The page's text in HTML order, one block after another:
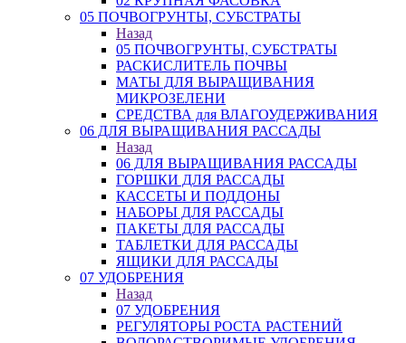
05 ПОЧВОГРУНТЫ, СУБСТРАТЫ
Назад
05 ПОЧВОГРУНТЫ, СУБСТРАТЫ
РАСКИСЛИТЕЛЬ ПОЧВЫ
МАТЫ ДЛЯ ВЫРАЩИВАНИЯ
МИКРОЗЕЛЕНИ
СРЕДСТВА для ВЛАГОУДЕРЖИВАНИЯ
06 ДЛЯ ВЫРАЩИВАНИЯ РАССАДЫ
Назад
06 ДЛЯ ВЫРАЩИВАНИЯ РАССАДЫ
ГОРШКИ ДЛЯ РАССАДЫ
КАССЕТЫ И ПОДДОНЫ
НАБОРЫ ДЛЯ РАССАДЫ
ПАКЕТЫ ДЛЯ РАССАДЫ
ТАБЛЕТКИ ДЛЯ РАССАДЫ
ЯЩИКИ ДЛЯ РАССАДЫ
07 УДОБРЕНИЯ
Назад
07 УДОБРЕНИЯ
РЕГУЛЯТОРЫ РОСТА РАСТЕНИЙ